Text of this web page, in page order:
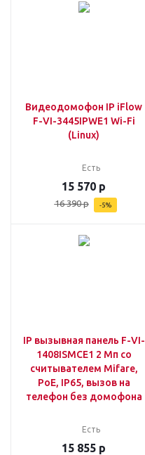
Видеодомофон IP iFlow
F-VI-3445IPWE1 Wi-Fi
(Linux)
Есть
15 570 р
16 390р -5%
IP вызывная панель F-VI-
1408ISMCE1 2 Мп со
считывателем Mifare,
PoE, IP65, вызов на
телефон без домофона
Есть
15 855 р